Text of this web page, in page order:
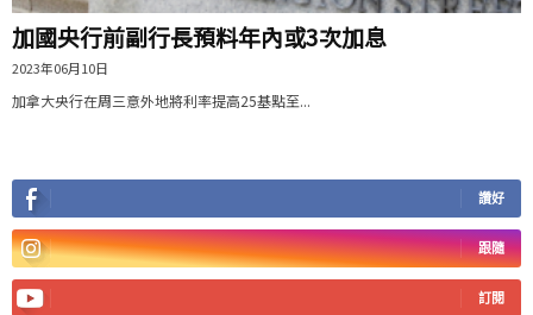
加國央行前副行長預料年內或3次加息
2023年06月10日
加拿大央行在周三意外地將利率提高25基點至...
讚好
跟隨
訂閱